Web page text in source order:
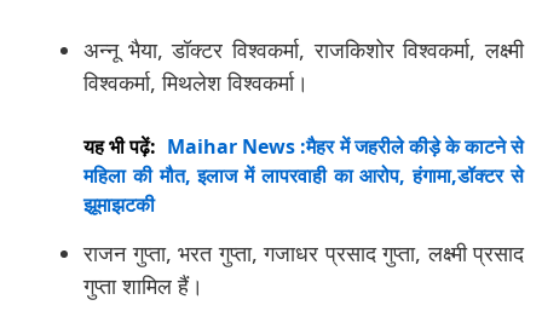
अन्नू भैया, डॉक्टर विश्वकर्मा, राजकिशोर विश्वकर्मा, लक्ष्मी
विश्वकर्मा, मिथलेश विश्वकर्मा।
यह भी पढ़ें: Maihar News :मैहर में जहरीले कीड़े के काटने से
महिला की मौत, इलाज में लापरवाही का आरोप, हंगामा,डॉक्टर से
झूमाझटकी
राजन गुप्ता, भरत गुप्ता, गजाधर प्रसाद गुप्ता, लक्ष्मी प्रसाद
गुप्ता शामिल हैं।